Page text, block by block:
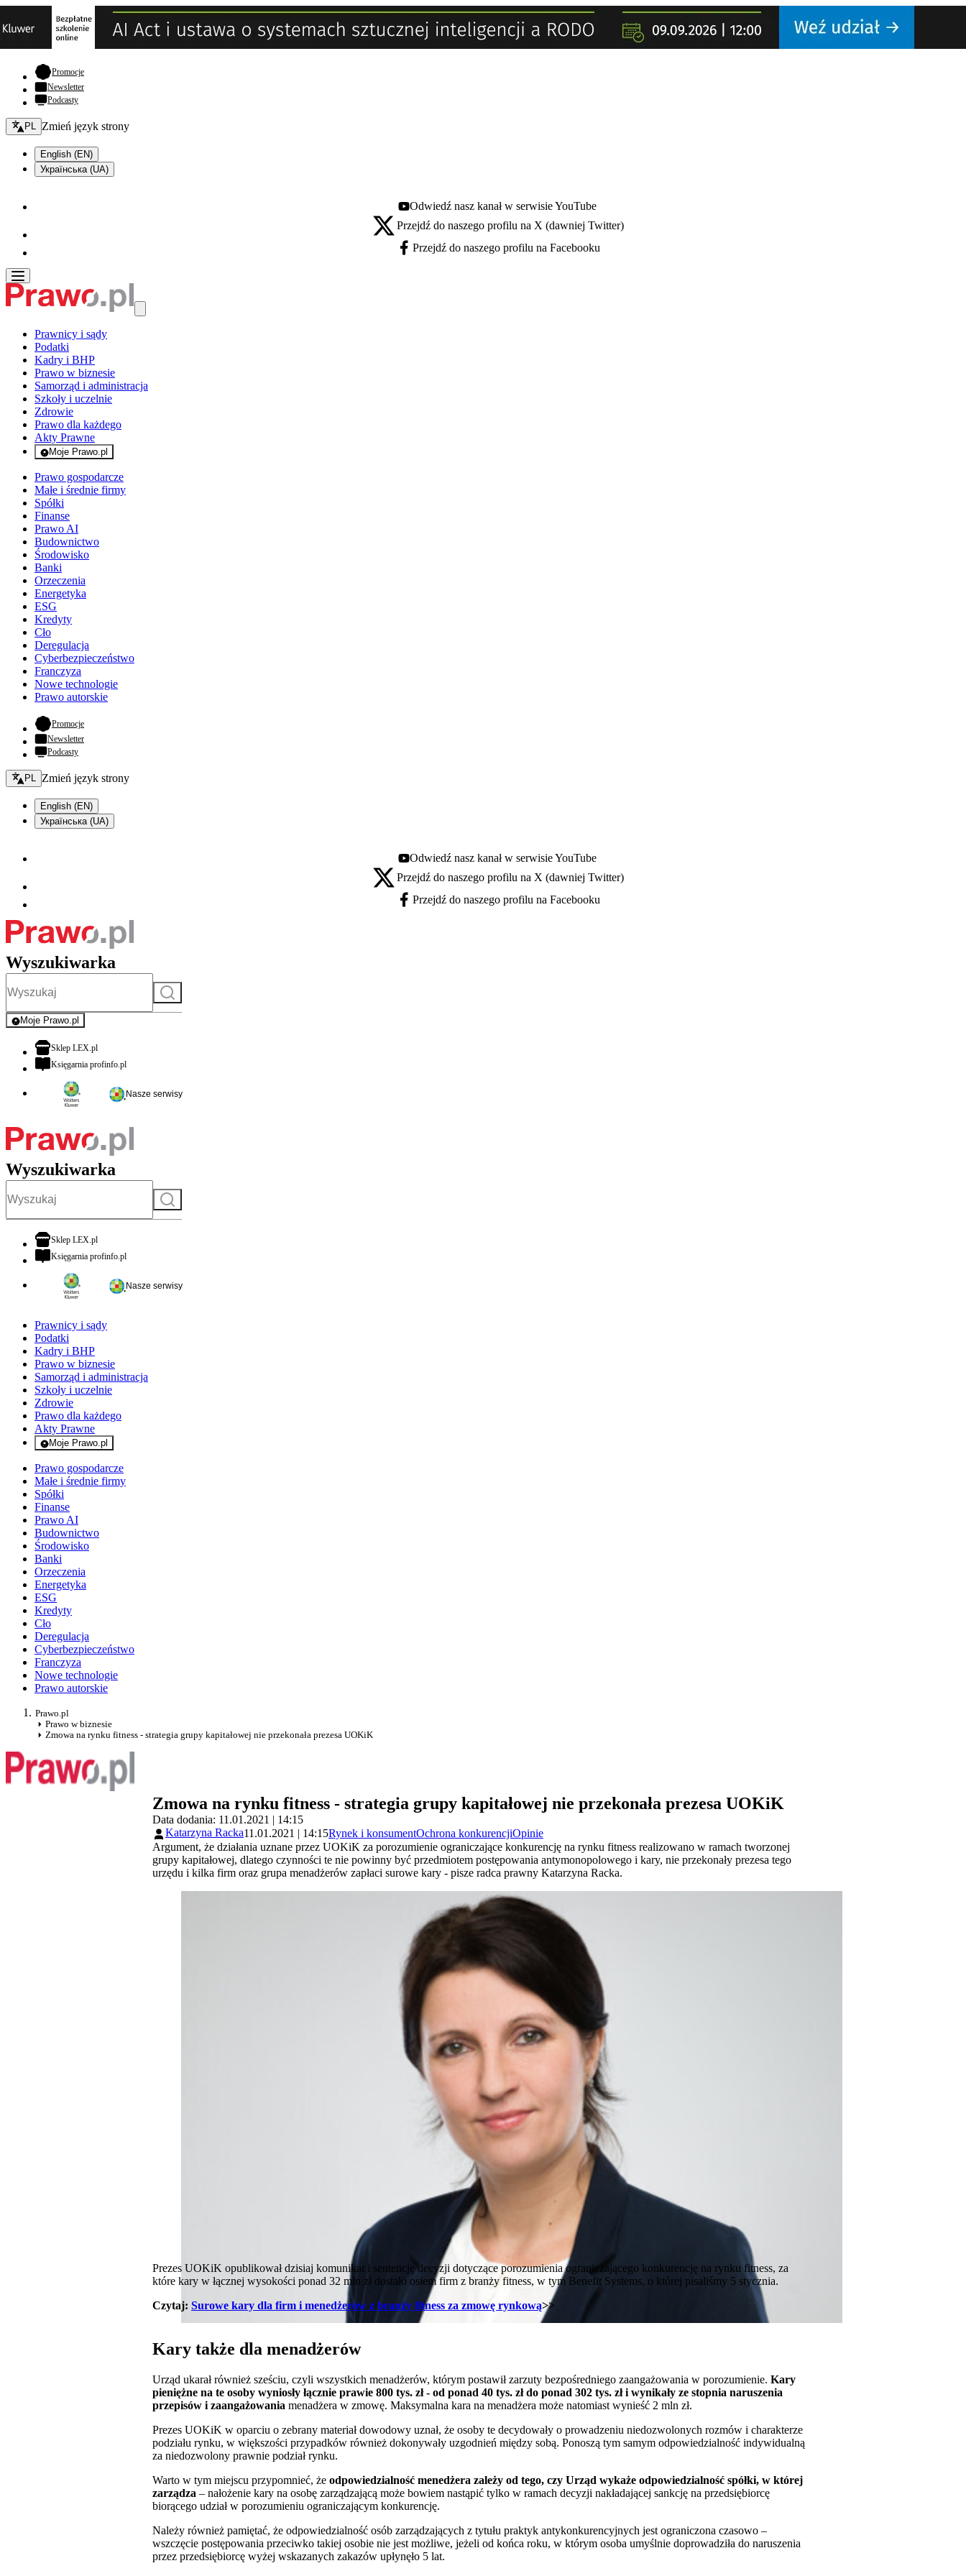
Promocje- otwiera się w nowej karcie
Newsletter
Podcasty
Zmień język - bieżący:
PL Zmień język strony
English (EN)
Українська (UA)
Youtube - otwiera się w nowej karcie
Odwiedź nasz kanał w serwisie YouTube
X - otwiera się w nowej karcie
Przejdź do naszego profilu na X (dawniej Twitter)
Facebook - otwiera się w nowej karcie
Przejdź do naszego profilu na Facebooku
Prawnicy i sądy
Podatki
Kadry i BHP
Prawo w biznesie
Samorząd i administracja
Szkoły i uczelnie
Zdrowie
Prawo dla każdego
Akty Prawne
Moje Prawo.pl
- rejestracja i logowanie do serwisu
Prawo gospodarcze
Małe i średnie firmy
Spółki
Finanse
Prawo AI
Budownictwo
Środowisko
Banki
Orzeczenia
Energetyka
ESG
Kredyty
Cło
Deregulacja
Cyberbezpieczeństwo
Franczyza
Nowe technologie
Prawo autorskie
Promocje- otwiera się w nowej karcie
Newsletter
Podcasty
Zmień język - bieżący:
PL Zmień język strony
English (EN)
Українська (UA)
Youtube - otwiera się w nowej karcie
Odwiedź nasz kanał w serwisie YouTube
X - otwiera się w nowej karcie
Przejdź do naszego profilu na X (dawniej Twitter)
Facebook - otwiera się w nowej karcie
Przejdź do naszego profilu na Facebooku
Wyszukiwarka
Szukaj
Moje Prawo.pl
- rejestracja i logowanie do serwisu
Sklep LEX.plotwiera się w nowej karcie
Księgarnia profinfo.plotwiera się w nowej karcie
Nasze serwisy
Wyszukiwarka
Szukaj
Sklep LEX.plotwiera się w nowej karcie
Księgarnia profinfo.plotwiera się w nowej karcie
Nasze serwisy
Prawnicy i sądy
Podatki
Kadry i BHP
Prawo w biznesie
Samorząd i administracja
Szkoły i uczelnie
Zdrowie
Prawo dla każdego
Akty Prawne
Moje Prawo.pl
- rejestracja i logowanie do serwisu
Prawo gospodarcze
Małe i średnie firmy
Spółki
Finanse
Prawo AI
Budownictwo
Środowisko
Banki
Orzeczenia
Energetyka
ESG
Kredyty
Cło
Deregulacja
Cyberbezpieczeństwo
Franczyza
Nowe technologie
Prawo autorskie
Prawo.pl
Prawo w biznesie
Zmowa na rynku fitness - strategia grupy kapitałowej nie przekonała prezesa UOKiK
Zmowa na rynku fitness - strategia grupy kapitałowej nie przekonała prezesa UOKiK
Data dodania: 11.01.2021 | 14:15
Katarzyna Racka11.01.2021 | 14:15Rynek i konsumentOchrona konkurencjiOpinie
Argument, że działania uznane przez UOKiK za porozumienie ograniczające konkurencję na rynku fitness realizowano w ramach tworzonej
grupy kapitałowej, dlatego czynności te nie powinny być przedmiotem postępowania antymonopolowego i kary, nie przekonały prezesa tego
urzędu i kilka firm oraz grupa menadżerów zapłaci surowe kary - pisze radca prawny Katarzyna Racka.
Prezes UOKiK opublikował dzisiaj komunikat i sentencję decyzji dotyczące porozumienia ograniczającego konkurencję na rynku fitness, za
które kary w łącznej wysokości ponad 32 mln zł dostało osiem firm z branży fitness, w tym Benefit Systems, o której pisaliśmy 5 stycznia.
Czytaj: Surowe kary dla firm i menedżerów z branży fitness za zmowę rynkową>>
Kary także dla menadżerów
Urząd ukarał również sześciu, czyli wszystkich menadżerów, którym postawił zarzuty bezpośredniego zaangażowania w porozumienie. Kary
pieniężne na te osoby wyniosły łącznie prawie 800 tys. zł - od ponad 40 tys. zł do ponad 302 tys. zł i wynikały ze stopnia naruszenia
przepisów i zaangażowania menadżera w zmowę. Maksymalna kara na menadżera może natomiast wynieść 2 mln zł.
Prezes UOKiK w oparciu o zebrany materiał dowodowy uznał, że osoby te decydowały o prowadzeniu niedozwolonych rozmów i charakterze
podziału rynku, w większości przypadków również dokonywały uzgodnień między sobą. Ponoszą tym samym odpowiedzialność indywidualną
za niedozwolony prawnie podział rynku.
Warto w tym miejscu przypomnieć, że odpowiedzialność menedżera zależy od tego, czy Urząd wykaże odpowiedzialność spółki, w której
zarządza – nałożenie kary na osobę zarządzającą może bowiem nastąpić tylko w ramach decyzji nakładającej sankcję na przedsiębiorcę
biorącego udział w porozumieniu ograniczającym konkurencję.
Należy również pamiętać, że odpowiedzialność osób zarządzających z tytułu praktyk antykonkurencyjnych jest ograniczona czasowo –
wszczęcie postępowania przeciwko takiej osobie nie jest możliwe, jeżeli od końca roku, w którym osoba umyślnie doprowadziła do naruszenia
przez przedsiębiorcę wyżej wskazanych zakazów upłynęło 5 lat.